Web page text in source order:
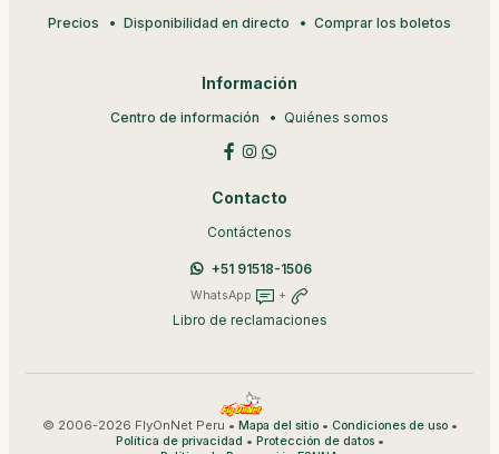
Precios Disponibilidad en directo Comprar los boletos
Información
Centro de información Quiénes somos
Contacto
Contáctenos
+51 91518-1506
WhatsApp +
Libro de reclamaciones
© 2006-2026 FlyOnNet Peru • Mapa del sitio• Condiciones de uso•
Política de privacidad • Protección de datos•